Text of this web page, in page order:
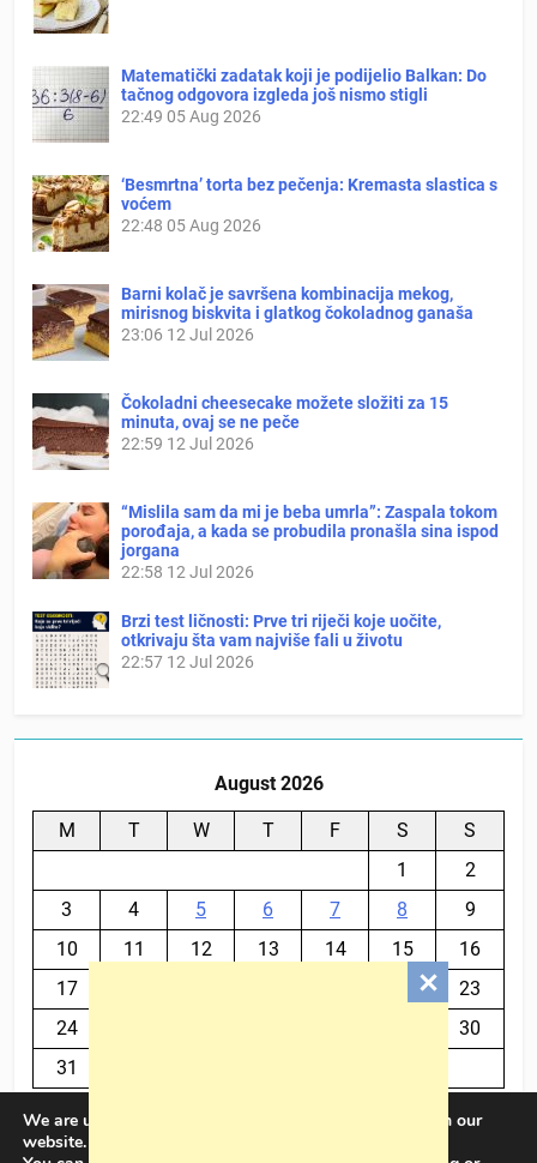
Matematički zadatak koji je podijelio Balkan: Do
tačnog odgovora izgleda još nismo stigli
22:49 05 Aug 2026
‘Besmrtna’ torta bez pečenja: Kremasta slastica s
voćem
22:48 05 Aug 2026
Barni kolač je savršena kombinacija mekog,
mirisnog biskvita i glatkog čokoladnog ganaša
23:06 12 Jul 2026
Čokoladni cheesecake možete složiti za 15
minuta, ovaj se ne peče
22:59 12 Jul 2026
“Mislila sam da mi je beba umrla”: Zaspala tokom
porođaja, a kada se probudila pronašla sina ispod
jorgana
22:58 12 Jul 2026
Brzi test ličnosti: Prve tri riječi koje uočite,
otkrivaju šta vam najviše fali u životu
22:57 12 Jul 2026
August 2026
M T W T F S
S
1
2
3
4 5 6 7 8
9
10
11 12 13 14 15
16
17
23
24
30
31
We are using cookies to give you the best experience on our
website.